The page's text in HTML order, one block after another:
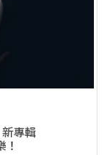
專輯